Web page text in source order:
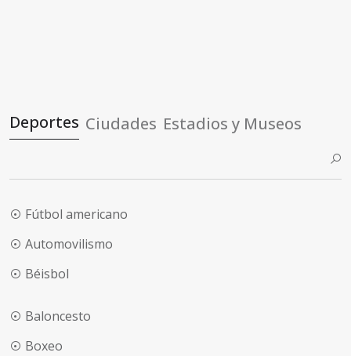
Deportes Ciudades Estadios y Museos
Fútbol americano
Automovilismo
Béisbol
Baloncesto
Boxeo